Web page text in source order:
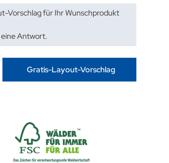
Vorschlag für Ihr Wunschprodukt
eine Antwort.
Gratis-Layout-Vorschlag